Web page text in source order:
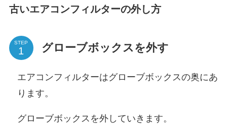
古いエアコンフィルターの外し方
STEP グローブボックスを外す
エアコンフィルターはグローブボックスの奥にあ
ります。
グローブボックスを外していきます。